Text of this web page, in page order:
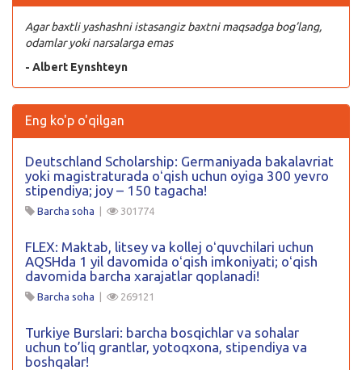
Agar baxtli yashashni istasangiz baxtni maqsadga bog’lang,
odamlar yoki narsalarga emas
- Albert Eynshteyn
Eng ko'p o'qilgan
Deutschland Scholarship: Germaniyada bakalavriat
yoki magistraturada oʻqish uchun oyiga 300 yevro
stipendiya; joy – 150 tagacha!
Barcha soha | 301774
FLEX: Maktab, litsey va kollej oʻquvchilari uchun
AQSHda 1 yil davomida oʻqish imkoniyati; oʻqish
davomida barcha xarajatlar qoplanadi!
Barcha soha | 269121
Turkiye Burslari: barcha bosqichlar va sohalar
uchun to’liq grantlar, yotoqxona, stipendiya va
boshqalar!